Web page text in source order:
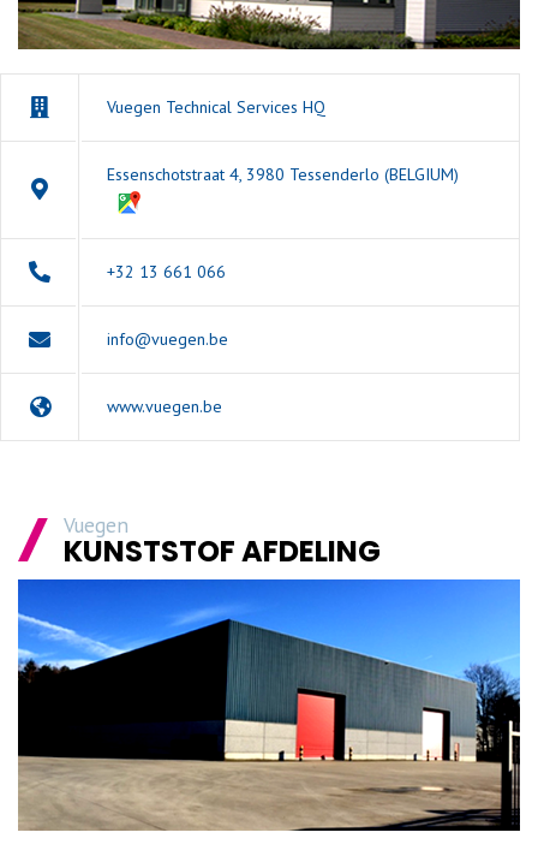
Vuegen Technical Services HQ
Essenschotstraat 4, 3980 Tessenderlo (BELGIUM)
+32 13 661 066
info@vuegen.be
www.vuegen.be
Vuegen
KUNSTSTOF AFDELING